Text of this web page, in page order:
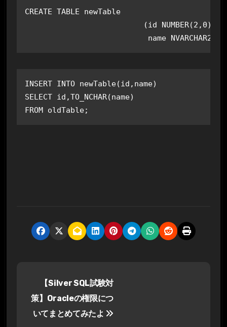
CREATE TABLE newTable
(id NUMBER(2,0)
INSERT INTO newTable(id,name)
SELECT id,TO_NCHAR(name)
FROM oldTable;
稿
【Silver SQL試験対
策】Oracleの権限につ
いてまとめてみたよ